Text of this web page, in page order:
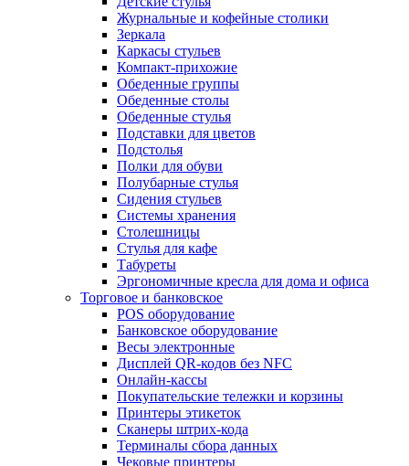
Журнальные и кофейные столики
Зеркала
Каркасы стульев
Компакт-прихожие
Обеденные группы
Обеденные столы
Обеденные стулья
Подставки для цветов
Подстолья
Полки для обуви
Полубарные стулья
Сидения стульев
Системы хранения
Столешницы
Стулья для кафе
Табуреты
Эргономичные кресла для дома и офиса
Торговое и банковское
POS оборудование
Банковское оборудование
Весы электронные
Дисплей QR-кодов без NFC
Онлайн-кассы
Покупательские тележки и корзины
Принтеры этикеток
Сканеры штрих-кода
Терминалы сбора данных
Чековые принтеры